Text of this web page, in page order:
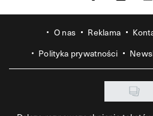
O nas Reklama
Polityka prywatności